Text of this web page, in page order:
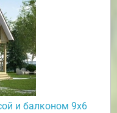
и балконом 9х6